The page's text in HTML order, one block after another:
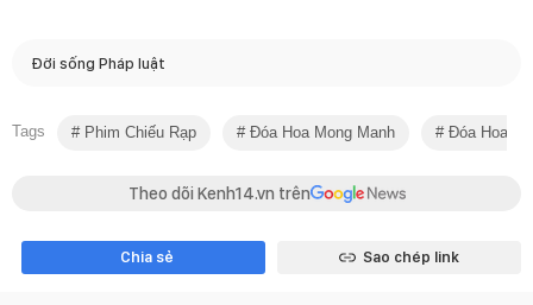
Đời sống Pháp luật
Tags Phim Chiếu Rạp Đóa Hoa Mong Manh Đóa Hoa
Theo dõi Kenh14.vn trên
Chia sẻ Sao chép link